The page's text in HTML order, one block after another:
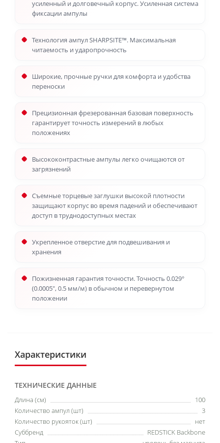
усиленный и долговечный корпус. Усиленная система
фиксации ампулы
Технология ампул SHARPSITE™. Максимальная
читаемость и ударопрочность
Широкие, прочные ручки для комфорта и удобства
переноски
Прецизионная фрезерованная базовая поверхность
гарантирует точность измерений в любых
положениях
Высококонтрастные ампулы легко очищаются от
загрязнений
Съемные торцевые заглушки высокой плотности
защищают корпус во время падений и обеспечивают
доступ в труднодоступных местах
Укрепленное отверстие для подвешивания и
хранения
Пожизненная гарантия точности. Точность 0.029°
(0.0005", 0.5 мм/м) в обычном и перевернутом
положении
Характеристики
ТЕХНИЧЕСКИЕ ДАННЫЕ
Длина (см)
100
Количество ампул (шт)
3
Количество рукояток (шт)
нет
Суббренд
REDSTICK Backbone